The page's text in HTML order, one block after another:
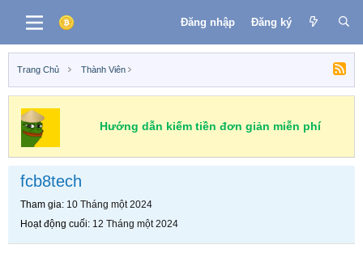
Đăng nhập Đăng ký
Trang Chủ Thành Viên
Hướng dẫn kiếm tiền đơn giản miễn phí
fcb8tech
Tham gia 10 Tháng một 2024
Hoạt động cuối 12 Tháng một 2024